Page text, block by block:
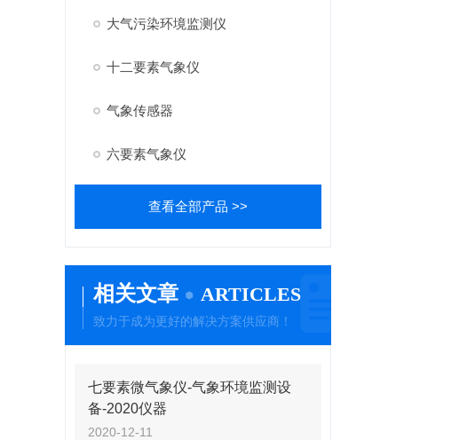
大气污染环境监测仪
十二要素气象仪
气象传感器
六要素气象仪
查看全部产品 >>
相关文章 ARTICLES
致力于成为更好的解决方案供应商！
七要素微气象仪-气象环境监测设
备-2020仪器
2020-12-11